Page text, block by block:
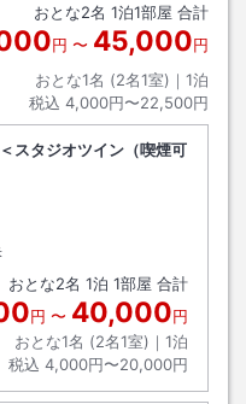
おとな2名 1泊1部屋 合計
円 〜 45,000円
おとな1名 (2名1室)｜ 1泊
税込 4,000円〜22,500円
スタジオツイン（喫煙可
おとな2名 1泊 1部屋 合計
円 〜 40,000円
おとな1名 (2名1室)｜ 1泊
税込 4,000円〜20,000円